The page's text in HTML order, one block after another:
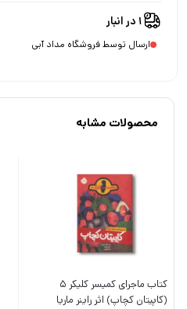
1 در انبار
ارسال توسط فروشگاه مداد آبی
محصولات مشابه
کتاب ماجرای کمیسر کلیکر 5
(کاپیتان کچاپ) اثر راینر ماریا